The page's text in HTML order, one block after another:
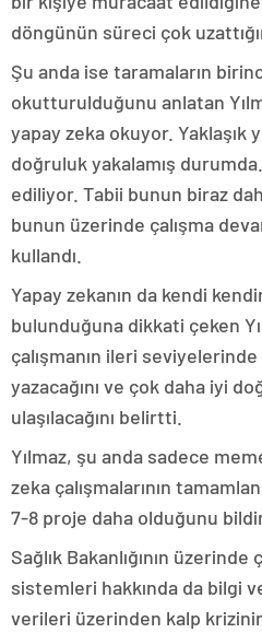
döngünün süreci çok
Şu anda ise taramaların
okutturulduğunu anlatan
yapay zeka okuyor. Yaklaşık
doğruluk yakalamış
ediliyor. Tabii bunun biraz
bunun üzerinde çalışma
kullandı.
Yapay zekanın da kendi
bulunduğuna dikkati çeken
çalışmanın ileri
yazacağını ve çok daha iyi
ulaşılacağını belirtti.
Yılmaz, şu anda sadece
zeka çalışmalarının
7-8 proje daha olduğunu
Sağlık Bakanlığının üzerinde
sistemleri hakkında da bilgi
verileri üzerinden kalp